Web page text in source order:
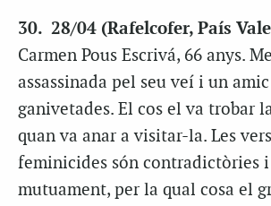
30. 28/04 (Rafelcofer, País
Carmen Pous Escrivá, 66 anys.
assassinada pel seu veí i un
ganivetades. El cos el va trobar
quan va anar a visitar-la. Les
feminicides són contradictòries i
mutuament, per la qual cosa el